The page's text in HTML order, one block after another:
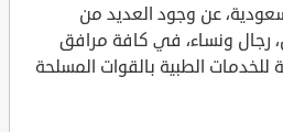
عن وجود العديد من
رجال ونساء، في كافة مرافق
للخدمات الطبية بالقوات المسلحة